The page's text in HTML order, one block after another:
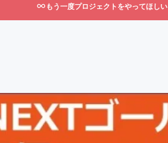
もう一度プロジェクトをやってほしい